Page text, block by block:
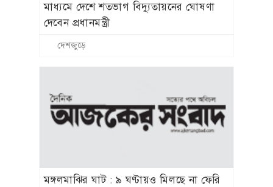
মাধ্যমে দেশে শতভাগ বিদ্যুতায়নের ঘোষণা
দেবেন প্রধানমন্ত্রী
দেশজুড়ে
মঙ্গলমাঝির ঘাট : ৯ ঘণ্টায়ও মিলছে না ফেরি